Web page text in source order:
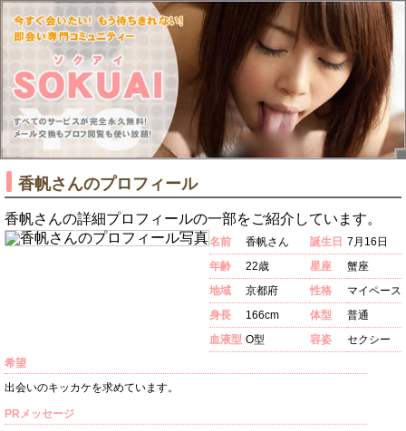
香帆さんのプロフィール
香帆さんの詳細プロフィールの一部をご紹介しています。
名前 香帆さん 誕生日 7月16日
年齢
22歳 星座
蟹座
地域
京都府 性格
マイペース
身長
166cm 体型
普通
血液型 O型 容姿
セクシー
希望
出会いのキッカケを求めています。
PRメッセージ